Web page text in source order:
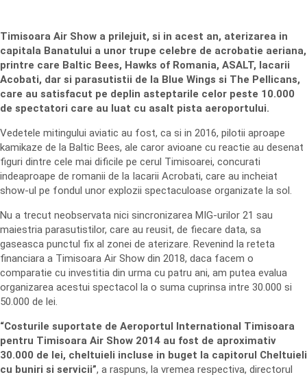
Timisoara Air Show a prilejuit, si in acest an, aterizarea in
capitala Banatului a unor trupe celebre de acrobatie aeriana,
printre care Baltic Bees, Hawks of Romania, ASALT, Iacarii
Acobati, dar si parasutistii de la Blue Wings si The Pellicans,
care au satisfacut pe deplin asteptarile celor peste 10.000
de spectatori care au luat cu asalt pista aeroportului.
Vedetele mitingului aviatic au fost, ca si in 2016, pilotii aproape
kamikaze de la Baltic Bees, ale caror avioane cu reactie au desenat
figuri dintre cele mai dificile pe cerul Timisoarei, concurati
indeaproape de romanii de la Iacarii Acrobati, care au incheiat
show-ul pe fondul unor explozii spectaculoase organizate la sol.
Nu a trecut neobservata nici sincronizarea MIG-urilor 21 sau
maiestria parasutistilor, care au reusit, de fiecare data, sa
gaseasca punctul fix al zonei de aterizare. Revenind la reteta
financiara a Timisoara Air Show din 2018, daca facem o
comparatie cu investitia din urma cu patru ani, am putea evalua
organizarea acestui spectacol la o suma cuprinsa intre 30.000 si
50.000 de lei.
“Costurile suportate de Aeroportul International Timisoara
pentru Timisoara Air Show 2014 au fost de aproximativ
30.000 de lei, cheltuieli incluse in buget la capitorul Cheltuieli
cu buniri si servicii”, a raspuns, la vremea respectiva, directorul